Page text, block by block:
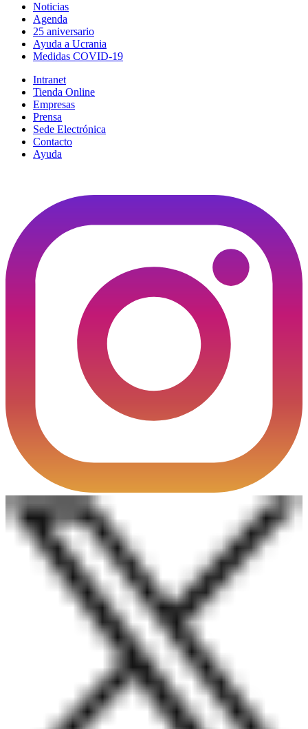
Noticias
Agenda
25 aniversario
Ayuda a Ucrania
Medidas COVID-19
Intranet
Tienda Online
Empresas
Prensa
Sede Electrónica
Contacto
Ayuda